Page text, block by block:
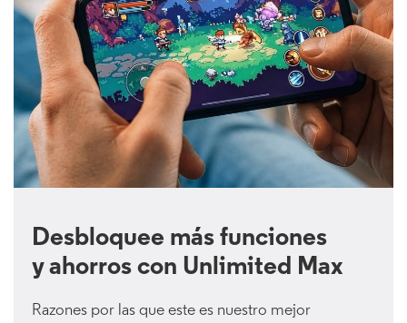
Desbloquee más funciones
y ahorros con Unlimited Max
Razones por las que este es nuestro mejor